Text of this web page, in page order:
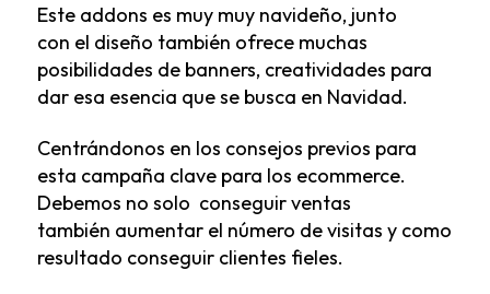
Este addons es muy muy navideño, junto
con el diseño también ofrece muchas
posibilidades de banners, creatividades para
dar esa esencia que se busca en Navidad.
Centrándonos en los consejos previos para
esta campaña clave para los ecommerce.
Debemos no solo conseguir ventas
también aumentar el número de visitas y como
resultado conseguir clientes fieles.